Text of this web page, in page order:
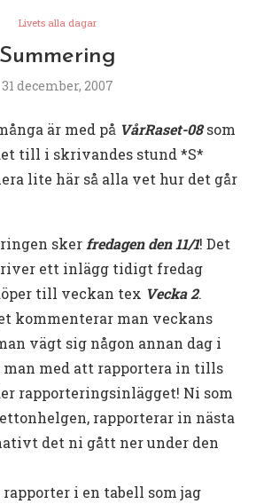
Livets alla dagar
Summering
31 december, 2007
är med på VårRaset-08som
till i skrivandes stund *S*
lite här så alla vet hur det går
sker fredagen den 11/1! Det
ett inlägg tidigt fredag
till veckan tex Vecka 2.
kommenterar man veckans
vägt sig någon annan dag i
man med att rapportera in tills
rapporteringsinlägget! Ni som
rapporterar in nästa
det ni gått ner under den
i en tabell som jag